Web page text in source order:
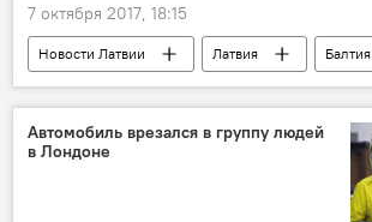
7 октября 2017, 18:15
Новости Латвии Латвия
Балтия
Арвилс Ашераденс
Объединение свободных латышей мира (ОСЛМ)
Автомобиль врезался в группу людей
в Лондоне